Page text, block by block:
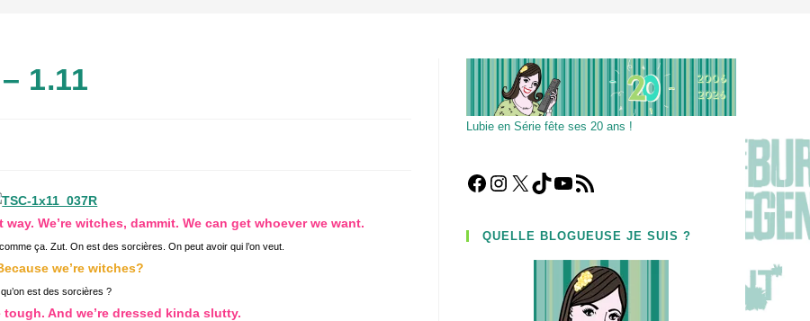
1.11
We’re witches, dammit. We can get whoever we want.
ça. Zut. On est des sorcières. On peut avoir qui l’on veut.
we’re witches?
est des sorcières ?
tough. And we’re dressed kinda slutty.
Lubie en Série fête ses 20 ans !
Facebook
Instagram
X TikTokYouTube
Flux RSS
QUELLE BLOGUEUSE JE SUIS ?